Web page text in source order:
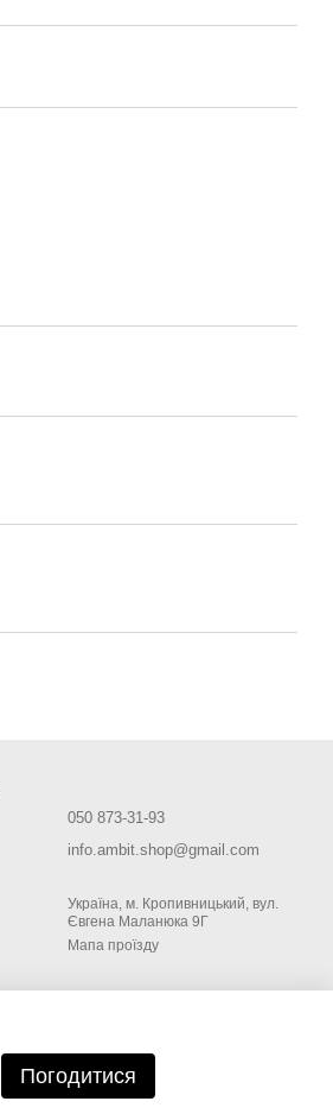
050 873-31-93
info.ambit.shop@gmail.com
Україна, м. Кропивницький, вул.
Євгена Маланюка 9Г
Мапа проїзду
Погодитися